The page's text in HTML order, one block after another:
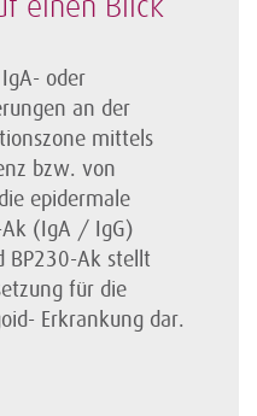
einen Blick
oder
an der
mittels
bzw. von
epidermale
Ak (IgA / IgG)
BP230-Ak stellt
für die
Erkrankung dar.